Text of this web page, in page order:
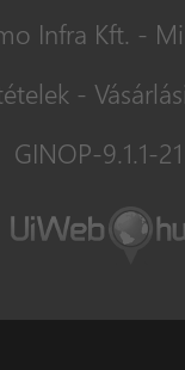
Infra Kft. -
-
GINOP-9.1.1-21